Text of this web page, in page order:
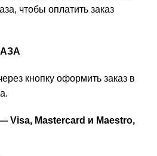
чтобы оплатить заказ
кнопку оформить заказ в
Visa, Mastercard и Maestro,